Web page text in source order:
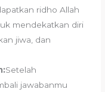
ridho Allah
mendekatkan diri
jiwa, dan
Setelah
jawabanmu